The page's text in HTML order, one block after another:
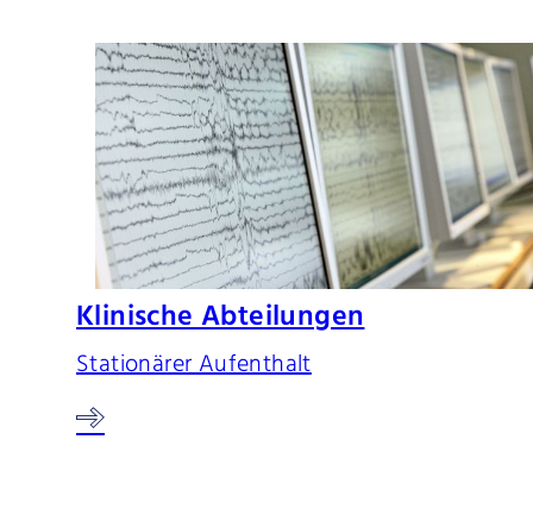
Klinische Abteilungen
Stationärer Aufenthalt